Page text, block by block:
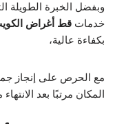
وبفضل الخبرة الطويلة
خدمات قط أغراض
بكفاءة عالية،
مع الحرص على إنجاز
المكان مرتبًا بعد